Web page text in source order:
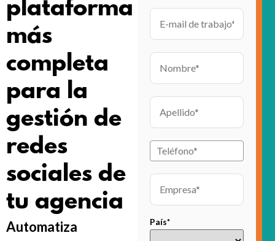
plataforma
más
completa
para la
gestión de
redes
sociales de
tu agencia
Automatiza
País*